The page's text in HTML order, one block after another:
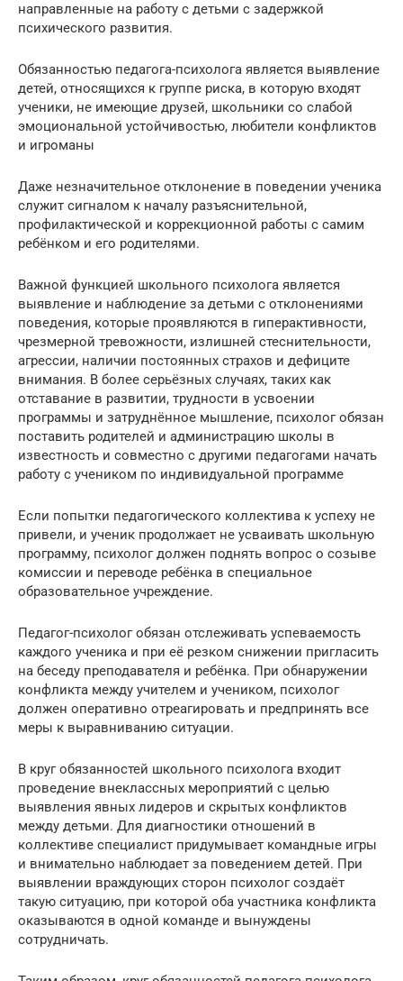
направленные на работу с детьми с задержкой
психического развития.
Обязанностью педагога-психолога является выявление
детей, относящихся к группе риска, в которую входят
ученики, не имеющие друзей, школьники со слабой
эмоциональной устойчивостью, любители конфликтов
и игроманы
Даже незначительное отклонение в поведении ученика
служит сигналом к началу разъяснительной,
профилактической и коррекционной работы с самим
ребёнком и его родителями.
Важной функцией школьного психолога является
выявление и наблюдение за детьми с отклонениями
поведения, которые проявляются в гиперактивности,
чрезмерной тревожности, излишней стеснительности,
агрессии, наличии постоянных страхов и дефиците
внимания. В более серьёзных случаях, таких как
отставание в развитии, трудности в усвоении
программы и затруднённое мышление, психолог обязан
поставить родителей и администрацию школы в
известность и совместно с другими педагогами начать
работу с учеником по индивидуальной программе
Если попытки педагогического коллектива к успеху не
привели, и ученик продолжает не усваивать школьную
программу, психолог должен поднять вопрос о созыве
комиссии и переводе ребёнка в специальное
образовательное учреждение.
Педагог-психолог обязан отслеживать успеваемость
каждого ученика и при её резком снижении пригласить
на беседу преподавателя и ребёнка. При обнаружении
конфликта между учителем и учеником, психолог
должен оперативно отреагировать и предпринять все
меры к выравниванию ситуации.
В круг обязанностей школьного психолога входит
проведение внеклассных мероприятий с целью
выявления явных лидеров и скрытых конфликтов
между детьми. Для диагностики отношений в
коллективе специалист придумывает командные игры
и внимательно наблюдает за поведением детей. При
выявлении враждующих сторон психолог создаёт
такую ситуацию, при которой оба участника конфликта
оказываются в одной команде и вынуждены
сотрудничать.